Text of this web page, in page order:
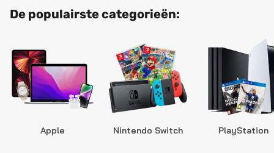
De populairste categorieën:
Apple Nintendo Switch PlayStation